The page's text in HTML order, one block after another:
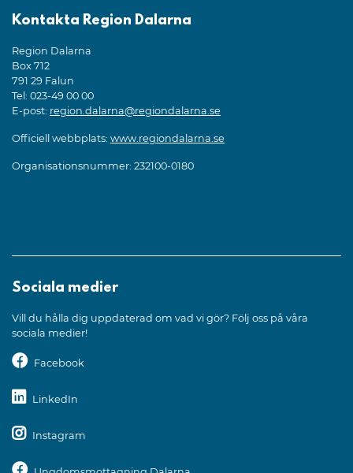
Kontakta Region Dalarna
Region Dalarna
Box 712
791 29 Falun
Tel: 023-49 00 00
E-post: region.dalarna@regiondalarna.se
Officiell webbplats: www.regiondalarna.se
Organisationsnummer: 232100-0180
Sociala medier
Vill du hålla dig uppdaterad om vad vi gör? Följ oss på våra
sociala medier!
Facebook
LinkedIn
Instagram